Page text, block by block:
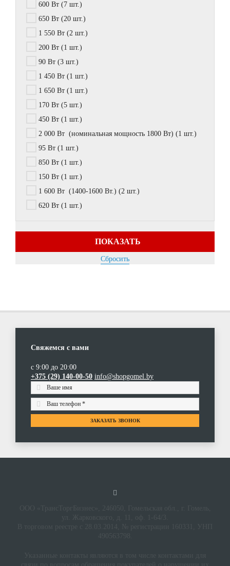
600 Вт (7 шт.)
650 Вт (20 шт.)
1 550 Вт (2 шт.)
200 Вт (1 шт.)
90 Вт (3 шт.)
1 450 Вт (1 шт.)
1 650 Вт (1 шт.)
170 Вт (5 шт.)
450 Вт (1 шт.)
2 000 Вт (номинальная мощность 1800 Вт) (1 шт.)
95 Вт (1 шт.)
850 Вт (1 шт.)
150 Вт (1 шт.)
1 600 Вт (1400-1600 Вт.) (2 шт.)
620 Вт (1 шт.)
ПОКАЗАТЬ
Сбросить
Свяжемся с вами
с 9:00 до 20:00
+375 (29) 140-00-50 info@shopgomel.by
ЗАКАЗАТЬ ЗВОНОК